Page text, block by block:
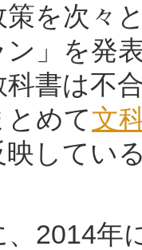
策を次々
ン」を発
科書は不
めて文
映してい
2014年